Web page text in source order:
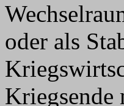
oder als
Kriegsende